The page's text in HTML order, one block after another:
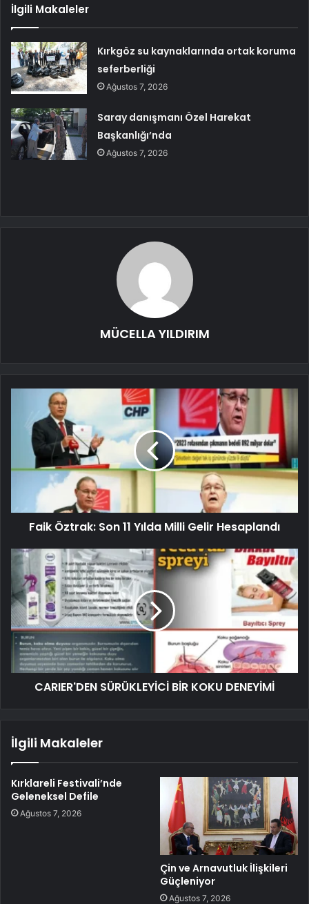
İlgili Makaleler
Kırkgöz su kaynaklarında ortak koruma
seferberliği
Ağustos 7, 2026
Saray danışmanı Özel Harekat
Başkanlığı’nda
Ağustos 7, 2026
MÜCELLA YILDIRIM
Faik Öztrak: Son 11 Yılda Milli Gelir Hesaplandı
CARIER'DEN SÜRÜKLEYİCİ BİR KOKU DENEYİMİ
İlgili Makaleler
Kırklareli Festivali’nde
Geleneksel Defile
Ağustos 7, 2026
Çin ve Arnavutluk İlişkileri
Güçleniyor
Ağustos 7, 2026